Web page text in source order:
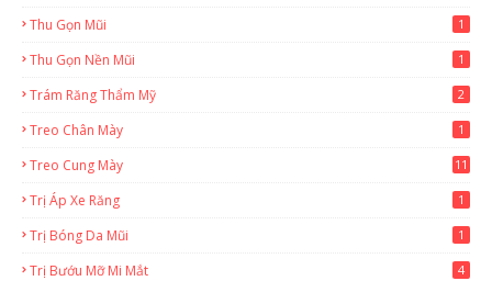
Thu Gọn Mũi 1
Thu Gọn Nền Mũi 1
Trám Răng Thẩm Mỹ 2
Treo Chân Mày 1
Treo Cung Mày 11
Trị Áp Xe Răng 1
Trị Bóng Da Mũi 1
Trị Bướu Mỡ Mi Mắt 4